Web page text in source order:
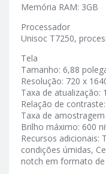
Memória RAM: 3GB
Processador
Unisoc T7250,
Tela
Tamanho: 6,88
Resolução: 720 x
Taxa de atualização:
Relação de contraste:
Taxa de
Brilho máximo: 600
Recursos adicionais:
condições úmidas,
notch em formato